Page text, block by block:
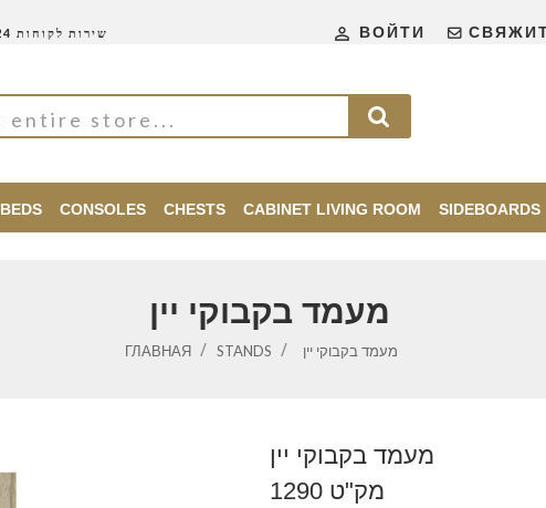
שירות לקוחות 24\7  ВОЙТИ
BEDS CONSOLES CHESTS CABINET LIVING ROOM SIDEBOARDS
מעמד בקבוקי יין
ГЛАВНАЯ STANDS מעמד בקבוקי יין
מעמד בקבוקי יין
מק"ט 1290